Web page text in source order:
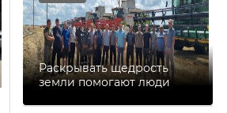
Раскрывать щедрость
земли помогают люди